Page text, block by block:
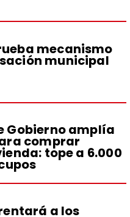
mecanismo
municipal
Gobierno amplía
comprar
tope a 6.000
a los